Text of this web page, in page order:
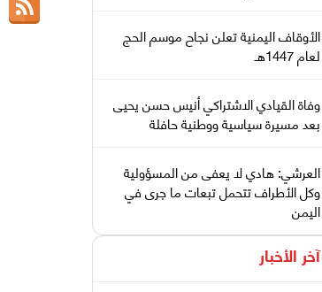
الأوقاف اليمنية تعلن نجاح موسم الحج
لعام 1447هـ
وفاة القيادي الاشتراكي أنيس حسن يحيى
بعد مسيرة سياسية ووطنية حافلة
العرشي: هادي لا يعفى من المسؤولية
وكل الأطراف تتحمل تبعات ما جرى في
اليمن
آخر الأخبار